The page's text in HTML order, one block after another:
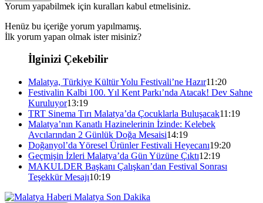
Yorum yapabilmek için kuralları kabul etmelisiniz.
Henüz bu içeriğe yorum yapılmamış.
İlk yorum yapan olmak ister misiniz?
İlginizi Çekebilir
Malatya, Türkiye Kültür Yolu Festivali’ne Hazır11:20
Festivalin Kalbi 100. Yıl Kent Parkı’nda Atacak! Dev Sahne
Kuruluyor13:19
TRT Sinema Tırı Malatya’da Çocuklarla Buluşacak11:19
Malatya’nın Kanatlı Hazinelerinin İzinde: Kelebek
Avcılarından 2 Günlük Doğa Mesaisi14:19
Doğanyol’da Yöresel Ürünler Festivali Heyecanı19:20
Geçmişin İzleri Malatya’da Gün Yüzüne Çıktı12:19
MAKULDER Başkanı Çalışkan’dan Festival Sonrası
Teşekkür Mesajı10:19